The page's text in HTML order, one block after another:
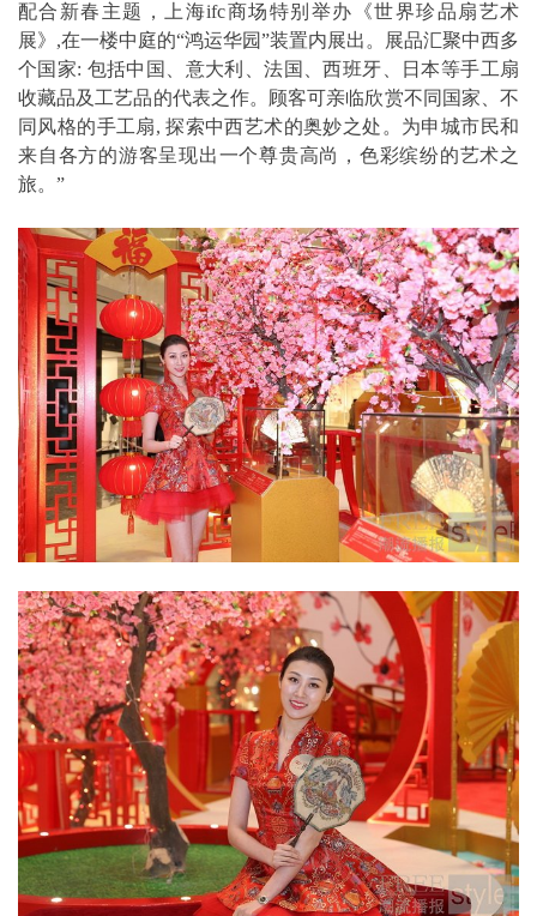
配合新春主题，上海ifc商场特别举办《世界珍品扇艺术
展》,在一楼中庭的“鸿运华园”装置内展出。展品汇聚中西多
个国家: 包括中国、意大利、法国、西班牙、日本等手工扇
收藏品及工艺品的代表之作。顾客可亲临欣赏不同国家、不
同风格的手工扇, 探索中西艺术的奥妙之处。为申城市民和
来自各方的游客呈现出一个尊贵高尚，色彩缤纷的艺术之
旅。”